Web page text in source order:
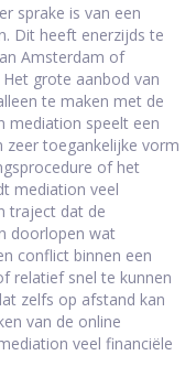
sprake is van een
Dit heeft enerzijds te
Amsterdam of
grote aanbod van
te maken met de
mediation speelt een
zeer toegankelijke vorm
of het
mediation veel
traject dat de
doorlopen wat
conflict binnen een
relatief snel te kunnen
zelfs op afstand kan
van de online
veel financiële